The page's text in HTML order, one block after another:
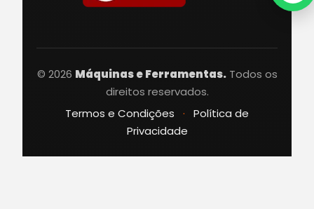
© 2026 Máquinas e Ferramentas.Todos os
direitos reservados.
Termos e Condições
·
Política de
Privacidade